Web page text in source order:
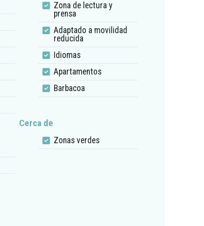
Zona de lectura y
prensa
Adaptado a movilidad
reducida
Idiomas
Apartamentos
Barbacoa
Cerca de
Zonas verdes